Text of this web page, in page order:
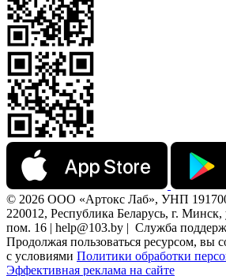
© 2026 ООО «Артокс Лаб», УНП
220012, Республика Беларусь, г.
пом. 16 | help@103.by | Служба
Продолжая пользоваться ресурсом, вы
с условиями Политики обработки
Эффективная реклама на сайте